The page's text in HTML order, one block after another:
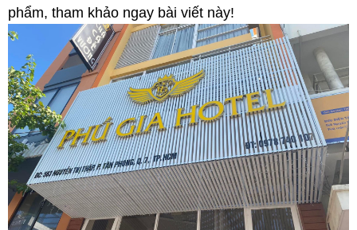
phẩm, tham khảo ngay bài viết này!